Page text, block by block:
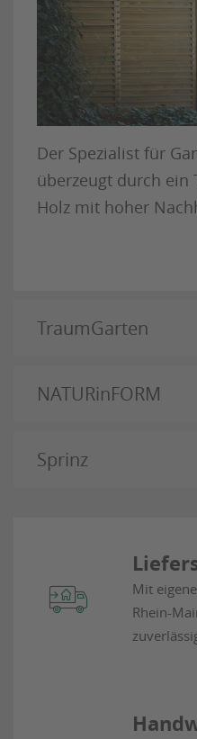
Der Spezialist für
überzeugt durch ein
Holz mit hoher
TraumGarten
NATURinFORM
Sprinz
Mit
Rhein-